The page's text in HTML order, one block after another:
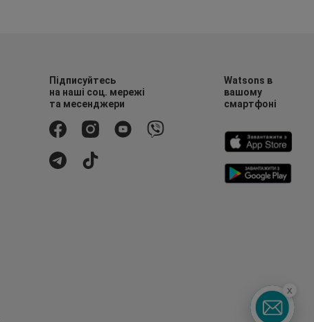
Підписуйтесь
на наші соц. мережі
та месенджери
Watsons в
вашому
смартфоні
x